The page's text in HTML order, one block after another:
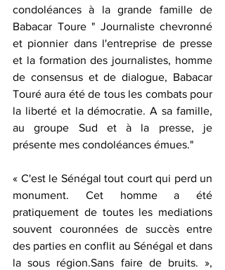
condoléances à la grande famille de
Babacar Toure " ‪Journaliste chevronné
et pionnier dans l'entreprise de presse
et la formation des journalistes, homme
de consensus et de dialogue, Babacar
Touré aura été de tous les combats pour
la liberté et la démocratie. A sa famille,
au groupe Sud et à la presse, je
présente mes condoléances émues."
« C'est le Sénégal tout court qui perd un
monument. Cet homme a été
pratiquement de toutes les mediations
souvent couronnées de succès entre
des parties en conflit au Sénégal et dans
la sous région.Sans faire de bruits. »,